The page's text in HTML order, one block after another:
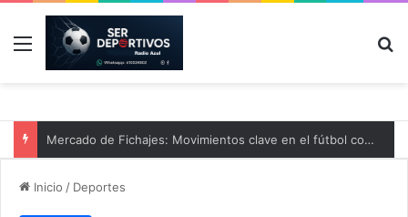
Menú
Mercado de Fichajes: Movimientos clave en el fútbol comarcal
Inicio / Deportes